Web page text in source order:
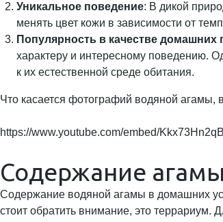
Уникальное поведение: В дикой
менять цвет кожи в зависимости от
Популярность в качестве домашних
характеру и интересному поведению.
к их естественной среде обитания.
Что касается фотографий водяной агамы,
https://www.youtube.com/embed/
Содержание
Содержание водяной агамы в домашних
стоит обратить внимание, это террариум.